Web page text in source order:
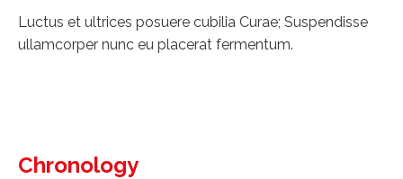
Luctus et ultrices posuere cubilia Curae; Suspendisse
ullamcorper nunc eu placerat fermentum.
Chronology